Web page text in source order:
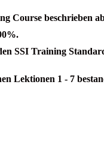
Course beschrieben
SSI Training
Lektionen 1 - 7